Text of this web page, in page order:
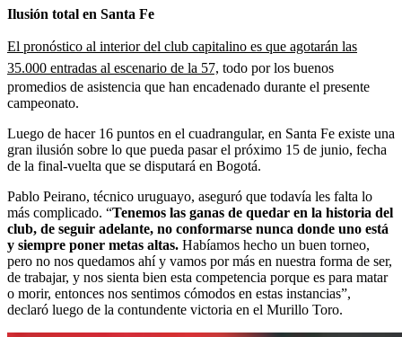
Ilusión total en Santa Fe
El pronóstico al interior del club capitalino es que agotarán las
35.000 entradas al escenario de la 57, todo por los buenos
promedios de asistencia que han encadenado durante el presente
campeonato.
Luego de hacer 16 puntos en el cuadrangular, en Santa Fe existe una
gran ilusión sobre lo que pueda pasar el próximo 15 de junio, fecha
de la final-vuelta que se disputará en Bogotá.
Pablo Peirano, técnico uruguayo, aseguró que todavía les falta lo
más complicado. “Tenemos las ganas de quedar en la historia del
club, de seguir adelante, no conformarse nunca donde uno está
y siempre poner metas altas. Habíamos hecho un buen torneo,
pero no nos quedamos ahí y vamos por más en nuestra forma de ser,
de trabajar, y nos sienta bien esta competencia porque es para matar
o morir, entonces nos sentimos cómodos en estas instancias”,
declaró luego de la contundente victoria en el Murillo Toro.